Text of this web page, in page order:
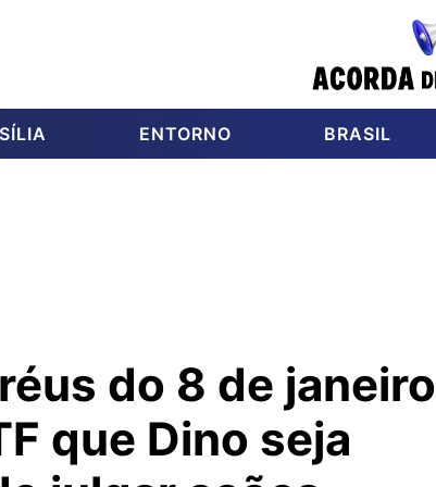
ENTORNO BRASIL
do 8 de janeiro
que Dino seja